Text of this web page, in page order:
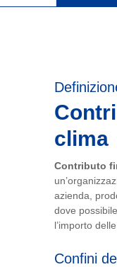
clima
Contributo
azienda,
dove
l’importo
Confini